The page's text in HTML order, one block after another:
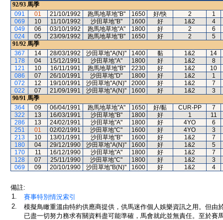
92/93 馬季
091
01 21/10/1992 跑馬地草地"B" 1650 好/快 2
1
069
10 11/10/1992 沙田草地"B" 1600 好 1&2
4
049
06 03/10/1992 跑馬地草地"A" 1800 好 2
6
024
05 23/09/1992 跑馬地草地"B" 1650 好 2
5
91/92 馬季
367
14 28/03/1992 沙田草地"A(N)" 1400 黏 1&2
14
178
04 15/12/1991 沙田草地"A" 1800 好 1&2
8
121
10 16/11/1991 跑馬地草地"B" 2230 好 1&2
10
086
07 26/10/1991 沙田草地"D" 1800 好 1&2
1
072
12 19/10/1991 沙田草地"A(N)" 2000 好 1&2
7
022
07 21/09/1991 沙田草地"A(N)" 1600 好 1&2
3
90/91 馬季
364
09 06/04/1991 跑馬地草地"A" 1650 好/黏 CUR-PP
7
322
13 16/03/1991 沙田草地"B" 1800 好 1
11
286
13 24/02/1991 沙田草地"A" 1800 好 4YO
6
251
01 02/02/1991 沙田草地"C" 1600 好 4YO
3
213
10 13/01/1991 沙田草地"B" 1600 好 1&2
7
180
04 29/12/1990 沙田草地"A(N)" 1600 好 1&2
5
170
11 16/12/1990 沙田草地"A" 1800 好 1&2
7
128
07 25/11/1990 沙田草地"C" 1800 好 1&2
3
069
09 20/10/1990 沙田草地"B(N)" 1600 好 1&2 4
備註:
1.
賽事特別情況索引
2.
模擬鳥瞰重溫由特約供應商提供，供馬迷作個人娛樂資訊之用。但
已盡一切努力務求有關資料盡可能準確，馬會就此並無責任。至於賽